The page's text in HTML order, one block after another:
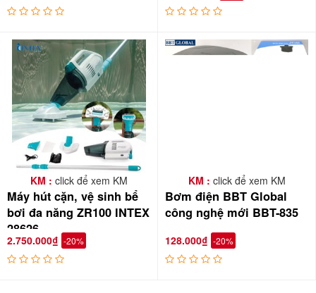
Lưu ý: khi lắp máy lọc bạn cần lắp đoạn van có lỗ lấy không
khí ở đầu ra máy lọc để tốc độ nước nhanh hơn, khi muốn
nước chẩy chậm bạn bịt đầu van đen lên trên
KM : click để xem KM
Máy hút cặn, vệ sinh bể
bơi đa năng ZR100 INTEX
28626
2.750.000₫ -20%
KM : click để xem KM
Bơm điện BBT Global
công nghệ mới BBT-835
128.000₫ -20%